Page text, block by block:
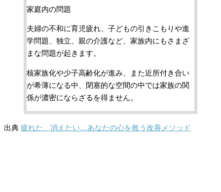
家庭内の問題
夫婦の不和に育児疲れ、子どもの引きこもりや進
学問題、独立、親の介護など、家族内にもさまざ
まな問題が起きます。
核家族化や少子高齢化が進み、また近所付き合い
が希薄になる中、閉塞的な空間の中では家族の関
係が濃密にならざるを得ません。
出典 疲れた、消えたい…あなたの心を救う改善メソッド